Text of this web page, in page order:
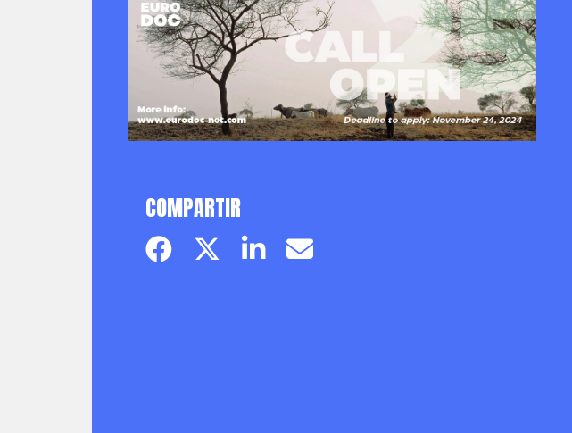
COMPARTIR
Facebook pageTwitter page
LinkedinEmail